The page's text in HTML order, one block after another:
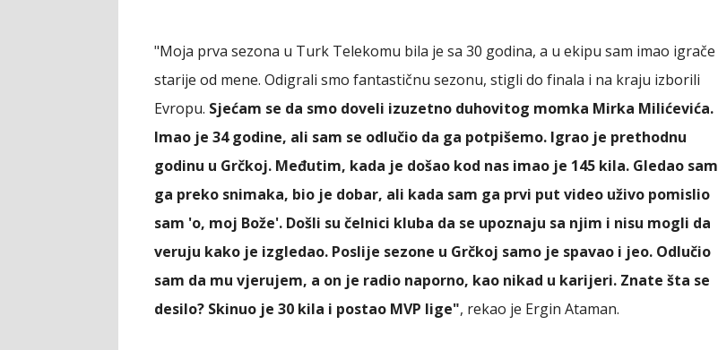
"Moja prva sezona u Turk Telekomu bila je sa 30 godina, a u ekipu sam imao igrače
starije od mene. Odigrali smo fantastičnu sezonu, stigli do finala i na kraju izborili
Evropu. Sjećam se da smo doveli izuzetno duhovitog momka Mirka Milićevića.
Imao je 34 godine, ali sam se odlučio da ga potpišemo. Igrao je prethodnu
godinu u Grčkoj. Međutim, kada je došao kod nas imao je 145 kila. Gledao sam
ga preko snimaka, bio je dobar, ali kada sam ga prvi put video uživo pomislio
sam 'o, moj Bože'. Došli su čelnici kluba da se upoznaju sa njim i nisu mogli da
veruju kako je izgledao. Poslije sezone u Grčkoj samo je spavao i jeo. Odlučio
sam da mu vjerujem, a on je radio naporno, kao nikad u karijeri. Znate šta se
desilo? Skinuo je 30 kila i postao MVP lige", rekao je Ergin Ataman.